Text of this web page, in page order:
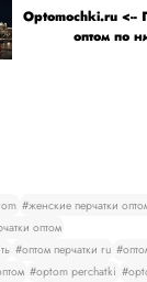
Optomochki.ru <--
оптом по
#женские перчатки
оптом
#оптом перчатки ru
#optom perchatki